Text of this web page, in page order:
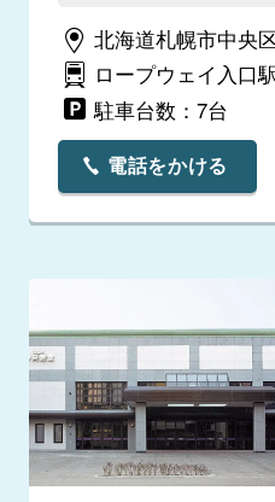
北海道札幌市中央
ロープウェイ入口
駐車台数：7台
電話をかける